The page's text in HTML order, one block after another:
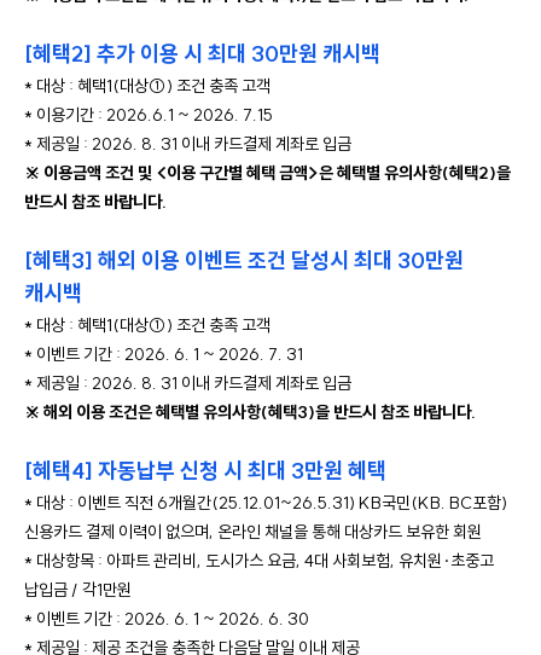
[혜택2] 추가 이용 시 최대 30만원 캐시백
* 대상 : 혜택1(대상①) 조건 충족 고객
* 이용기간 : 2026.6.1 ~ 2026. 7.15
* 제공일 : 2026. 8. 31 이내 카드결제 계좌로 입금
※ 이용금액 조건 및 <이용 구간별 혜택 금액>은 혜택별 유의사항(혜택2)을
반드시 참조 바랍니다.
[혜택3] 해외 이용 이벤트 조건 달성시 최대 30만원
캐시백
* 대상 : 혜택1(대상①) 조건 충족 고객
* 이벤트 기간 : 2026. 6. 1 ~ 2026. 7. 31
* 제공일 : 2026. 8. 31 이내 카드결제 계좌로 입금
※ 해외 이용 조건은 혜택별 유의사항(혜택3)을 반드시 참조 바랍니다.
[혜택4] 자동납부 신청 시 최대 3만원 혜택
* 대상 : 이벤트 직전 6개월간(25.12.01~26.5.31) KB국민(KB. BC포함)
신용카드 결제 이력이 없으며, 온라인 채널을 통해 대상카드 보유한 회원
* 대상항목 : 아파트 관리비, 도시가스 요금, 4대 사회보험, 유치원·초중고
납입금 / 각1만원
* 이벤트 기간 : 2026. 6. 1 ~ 2026. 6. 30
* 제공일 : 제공 조건을 충족한 다음달 말일 이내 제공